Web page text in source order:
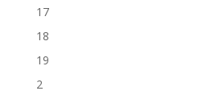
17
18
19
2